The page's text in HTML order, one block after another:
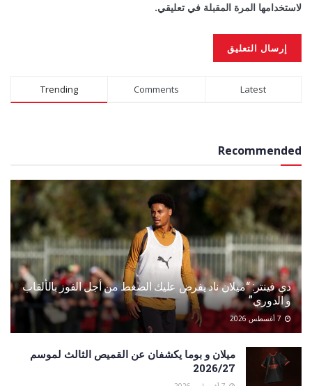
لاستخدامها المرة المقبلة في تعليقي.
Alternative:
Trending Comments Latest
Recommended
دي فينتر: “ميلان ناد يفرض عليك الضغط من أجل الفوز بالألقاب
و الدوري”
ميلان و بوما يكشفان عن القميص الثالث لموسم
2026/27